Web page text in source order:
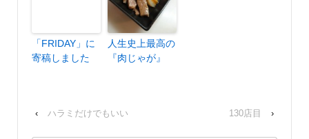
「FRIDAY」に
寄稿しました
人生史上最高の
『肉じゃが』
‹ ハラミだけでもいい 130店目 ›